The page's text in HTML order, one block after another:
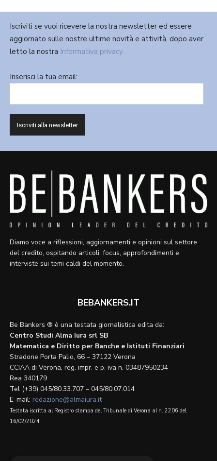
Iscriviti se vuoi ricevere la nostra newsletter ed essere
aggiornato sulle nostre ultime novità e attività, dopo aver
letto la nostra Informativa privacy
Inserisci la tua email:
Diamo voce a riflessioni, aggiornamenti e opinioni sul settore
del credito, ospitando articoli, focus, approfondimenti e
interviste sui temi caldi del momento.
BEBANKERS.IT
Be Bankers ® è una testata giornalistica edita da:
Centro Studi Alma Iura srl SB
Matematica e Diritto per Banche e Istituti Finanziari
Stradone Porta Palio, 66 – 37122 Verona
CCIAA di Verona, reg. impr. e p. iva n. 03487950234
Rea 340179
Tel (+39) 045/80.33.707 – 045/80.07.014
E-mail: redazione@almaiura.it
Testata iscritta al Registro stampa del Tribunale di Verona al n. 2206 del
16/02/2024